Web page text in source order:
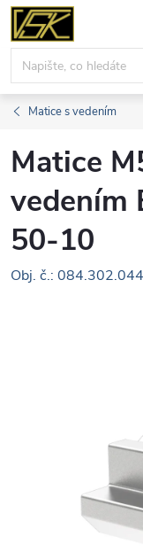
Přejít
obsah
Matice s vedením
Matice
vedením
50-10
Obj. č.: 084.302.044